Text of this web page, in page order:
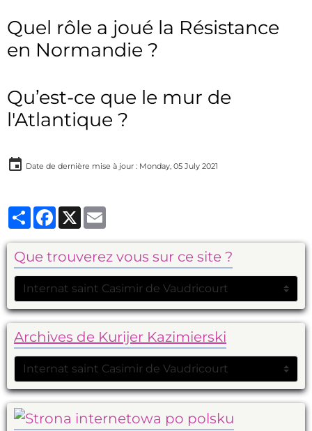
Quel rôle a joué la Résistance
en Normandie ?
Qu’est-ce que le mur de
l'Atlantique ?
Date de dernière mise à jour : Monday, 05 July 2021
PartagerFacebook
X
Que trouverez vous sur ce site ?
Archives de Kurijer Kazimierski